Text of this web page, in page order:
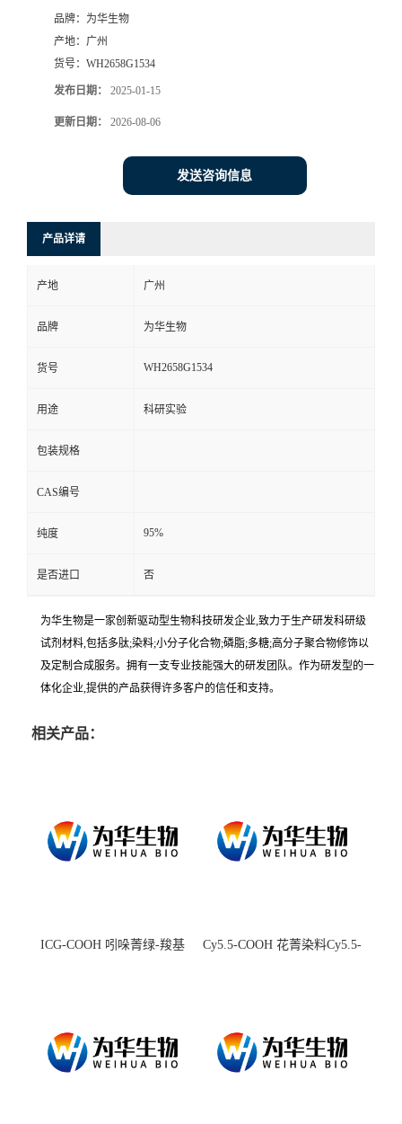
品牌： 为华生物
产地： 广州
货号： WH2658G1534
发布日期： 2025-01-15
更新日期： 2026-08-06
发送咨询信息
产品详请
产地 广州
品牌 为华生物
货号 WH2658G1534
用途 科研实验
包装规格
CAS编号
纯度 95%
是否进口 否
为华生物是一家创新驱动型生物科技研发企业,致力于生产研发科研级
试剂材料,包括多肽;染料;小分子化合物;磷脂;多糖;高分子聚合物修饰以
及定制合成服务。拥有一支专业技能强大的研发团队。作为研发型的一
体化企业,提供的产品获得许多客户的信任和支持。
相关产品：
ICG-COOH 吲哚菁绿-羧基
Cy5.5-COOH 花菁染料Cy5.5-